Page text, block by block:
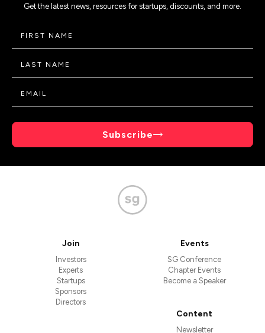
Get the latest news, resources for startups, discounts, and more.
Subscribe
Join
Investors
Experts
Startups
Sponsors
Directors
Events
SG Conference
Chapter Events
Become a Speaker
Content
Newsletter